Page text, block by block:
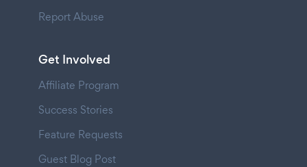
Report Abuse
Get Involved
Affiliate Program
Success Stories
Feature Requests
Guest Blog Post